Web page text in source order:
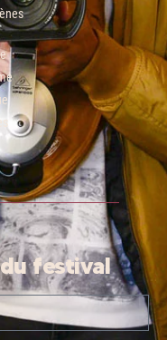
festival